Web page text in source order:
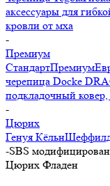
аксессуары для
кровли от мха
-
Премиум
СтандартПремиум
черепица Docke
подкладочный ковер,
-
Цюрих
Генуя Кёльн
-SBS
Цюрих Фладен